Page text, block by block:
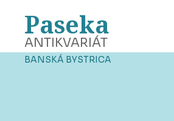
Paseka
ANTIKVARIÁT
BANSKÁ BYSTRICA